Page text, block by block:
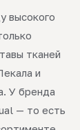
высокого
тканей
и
У бренда
— то есть